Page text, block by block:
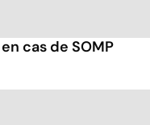
cas de SOMP